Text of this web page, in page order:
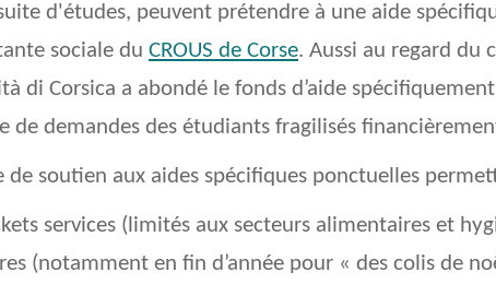
d'études, peuvent prétendre à une aide
sociale du CROUS de Corse. Aussi au regard du
di Corsica a abondé le fonds d’aide
demandes des étudiants fragilisés
de soutien aux aides spécifiques ponctuelles
services (limités aux secteurs alimentaires et
(notamment en fin d’année pour « des colis de